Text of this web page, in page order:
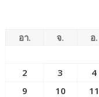
อา. จ. อ.
2
3 4
9
10 11